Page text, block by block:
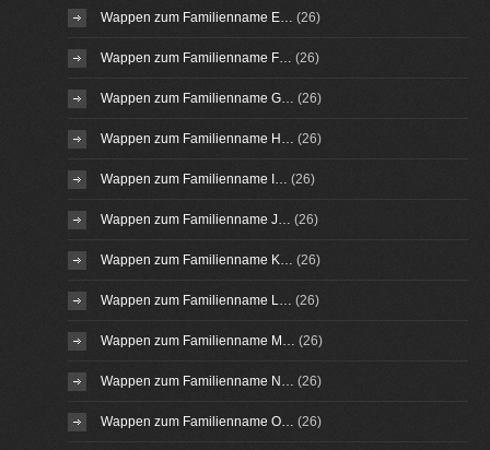
Wappen zum Familienname E… (26)
Wappen zum Familienname F… (26)
Wappen zum Familienname G… (26)
Wappen zum Familienname H… (26)
Wappen zum Familienname I… (26)
Wappen zum Familienname J… (26)
Wappen zum Familienname K… (26)
Wappen zum Familienname L… (26)
Wappen zum Familienname M… (26)
Wappen zum Familienname N… (26)
Wappen zum Familienname O… (26)